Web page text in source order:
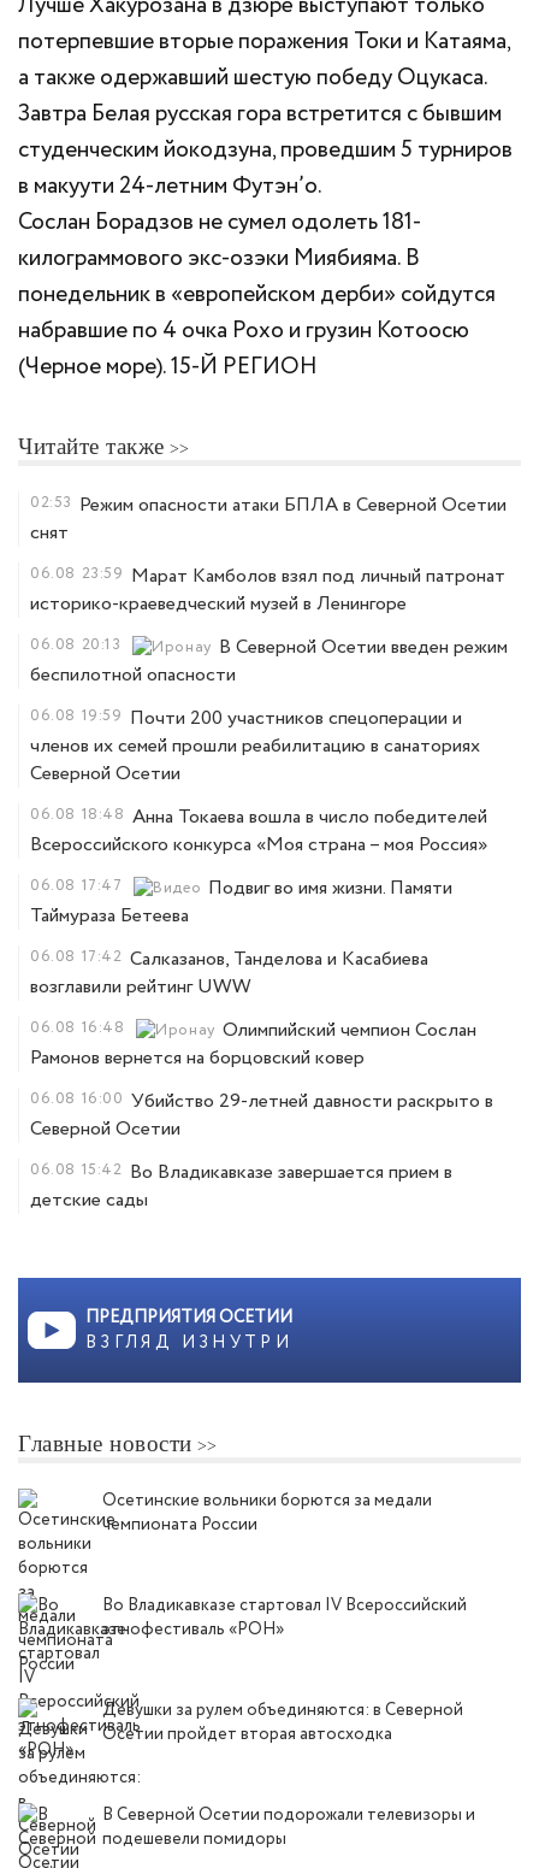
потерпевшие вторые поражения Токи и Катаяма,
а также одержавший шестую победу Оцукаса.
Завтра Белая русская гора встретится с бывшим
студенческим йокодзуна, проведшим 5 турниров
в макуути 24-летним Футэн’о.
Сослан Борадзов не сумел одолеть 181-
килограммового экс-озэки Миябияма. В
понедельник в «европейском дерби» сойдутся
набравшие по 4 очка Рохо и грузин Котоосю
(Черное море). 15-Й РЕГИОН
Читайте также
02:53 Режим опасности атаки БПЛА в Северной Осетии
снят
06.08 23:59 Марат Камболов взял под личный патронат
историко-краеведческий музей в Ленингоре
06.08 20:13
В Северной Осетии введен режим
беспилотной опасности
06.08 19:59 Почти 200 участников спецоперации и
членов их семей прошли реабилитацию в санаториях
Северной Осетии
06.08 18:48 Анна Токаева вошла в число победителей
Всероссийского конкурса «Моя страна – моя Россия»
06.08 17:47
Подвиг во имя жизни. Памяти
Таймураза Бетеева
06.08 17:42 Салказанов, Танделова и Касабиева
возглавили рейтинг UWW
06.08 16:48
Олимпийский чемпион Сослан
Рамонов вернется на борцовский ковер
06.08 16:00 Убийство 29-летней давности раскрыто в
Северной Осетии
06.08 15:42 Во Владикавказе завершается прием в
детские сады
ПРЕДПРИЯТИЯ ОСЕТИИ
ВЗГЛЯД ИЗНУТРИ
Главные новости
Осетинские вольники борются за медали
чемпионата России
Во Владикавказе стартовал IV Всероссийский
этнофестиваль «РОН»
Девушки за рулем объединяются: в Северной
Осетии пройдет вторая автосходка
В Северной Осетии подорожали телевизоры и
подешевели помидоры